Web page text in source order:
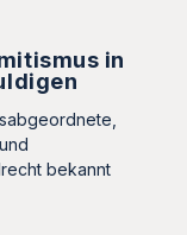
in
bekannt